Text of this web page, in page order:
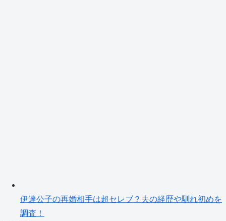
伊達公子の再婚相手は超セレブ？夫の経歴や馴れ初めを
調査！